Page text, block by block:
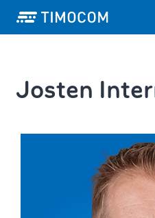
Josten